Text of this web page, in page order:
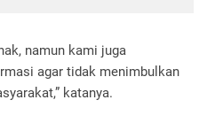
namun kami juga
agar tidak menimbulkan
katanya.